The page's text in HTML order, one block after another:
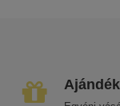
Ajándék